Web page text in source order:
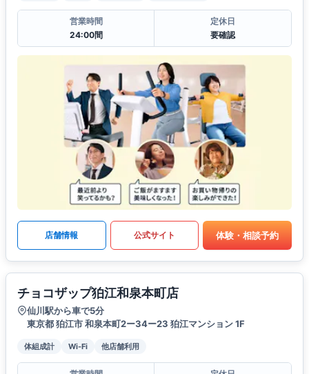
営業時間
24:00間
定休日
要確認
店舗情報 公式サイト 体験・相談予約
チョコザップ狛江和泉本町店
仙川駅から車で5分
東京都 狛江市 和泉本町2ー34ー23 狛江マンション 1F
体組成計 Wi-Fi 他店舗利用